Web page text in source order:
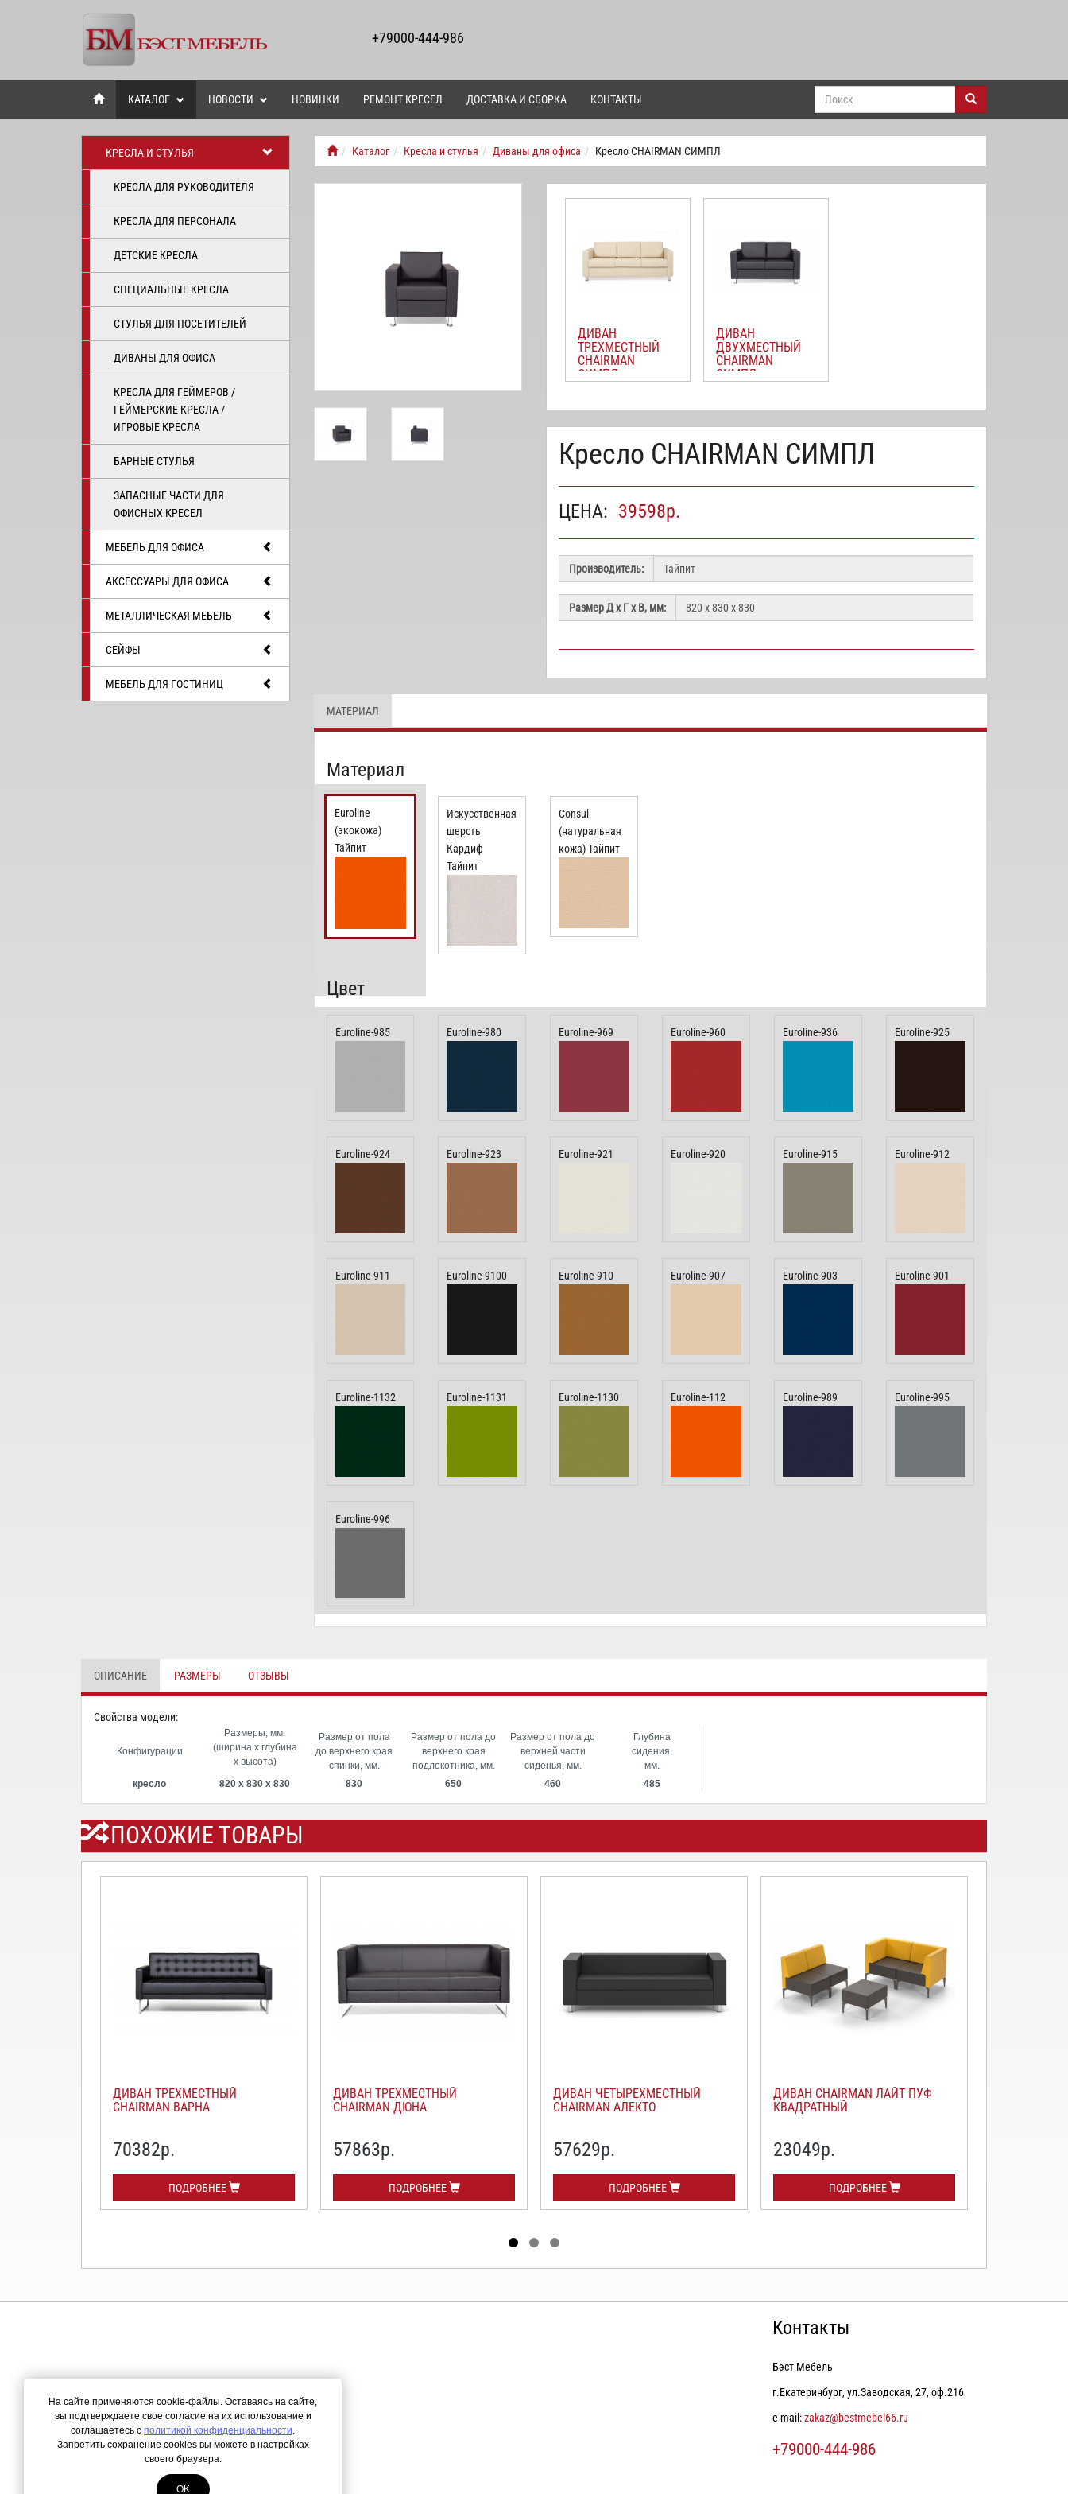
+79000-444-986
КАТАЛОГ НОВОСТИ НОВИНКИ РЕМОНТ КРЕСЕЛ ДОСТАВКА И СБОРКА КОНТАКТЫ
КРЕСЛА И СТУЛЬЯ
КРЕСЛА ДЛЯ РУКОВОДИТЕЛЯ
КРЕСЛА ДЛЯ ПЕРСОНАЛА
ДЕТСКИЕ КРЕСЛА
СПЕЦИАЛЬНЫЕ КРЕСЛА
СТУЛЬЯ ДЛЯ ПОСЕТИТЕЛЕЙ
ДИВАНЫ ДЛЯ ОФИСА
КРЕСЛА ДЛЯ ГЕЙМЕРОВ /
ГЕЙМЕРСКИЕ КРЕСЛА /
ИГРОВЫЕ КРЕСЛА
БАРНЫЕ СТУЛЬЯ
ЗАПАСНЫЕ ЧАСТИ ДЛЯ
ОФИСНЫХ КРЕСЕЛ
МЕБЕЛЬ ДЛЯ ОФИСА
АКСЕССУАРЫ ДЛЯ ОФИСА
МЕТАЛЛИЧЕСКАЯ МЕБЕЛЬ
СЕЙФЫ
МЕБЕЛЬ ДЛЯ ГОСТИНИЦ
Каталог Кресла и стулья Диваны для офиса Кресло CHAIRMAN СИМПЛ
ДИВАН
ТРЕХМЕСТНЫЙ
CHAIRMAN
СИМПЛ
ДИВАН
ДВУХМЕСТНЫЙ
CHAIRMAN
СИМПЛ
Кресло CHAIRMAN СИМПЛ
ЦЕНА: 39598р.
Производитель:
Размер Д х Г х В, мм:
МАТЕРИАЛ
Материал
Euroline
(экокожа)
Тайпит
Искусственная
шерсть
Кардиф
Тайпит
Сonsul
(натуральная
кожа) Тайпит
Цвет
Euroline-985 Euroline-980 Euroline-969 Euroline-960 Euroline-936 Euroline-925
Euroline-924 Euroline-923 Euroline-921 Euroline-920 Euroline-915 Euroline-912
Euroline-911 Euroline-9100 Euroline-910 Euroline-907 Euroline-903 Euroline-901
Euroline-1132 Euroline-1131 Euroline-1130 Euroline-112 Euroline-989 Euroline-995
Euroline-996
ОПИСАНИЕ РАЗМЕРЫ ОТЗЫВЫ
Cвойства модели:
Конфигурации
Размеры, мм.
(ширина х глубина
х высота)
Размер от пола
до верхнего края
спинки, мм.
Размер от пола до
верхнего края
подлокотника, мм.
Размер от пола до
верхней части
сиденья, мм.
Глубина
сидения,
мм.
кресло
820 х 830 х 830 830 650 460 485
ПОХОЖИЕ ТОВАРЫ
ДИВАН ТРЕХМЕСТНЫЙ
CHAIRMAN ВАРНА
70382р.
ПОДРОБНЕЕ
ДИВАН ТРЕХМЕСТНЫЙ
CHAIRMAN ДЮНА
57863р.
ПОДРОБНЕЕ
ДИВАН ЧЕТЫРЕХМЕСТНЫЙ
CHAIRMAN АЛЕКТО
57629р.
ПОДРОБНЕЕ
ДИВАН CHAIRMAN ЛАЙТ ПУФ
КВАДРАТНЫЙ
23049р.
ПОДРОБНЕЕ
Контакты
Бэст Мебель
г.Екатеринбург, ул.Заводская, 27, оф.216
e-mail:zakaz@bestmebel66.ru
+79000-444-986
На сайте применяются cookie-файлы. Оставаясь на сайте,
вы подтверждаете свое согласие на их использование и
соглашаетесь с политикой конфиденциальности.
Запретить сохранение cookies вы можете в настройках
своего браузера.
OK